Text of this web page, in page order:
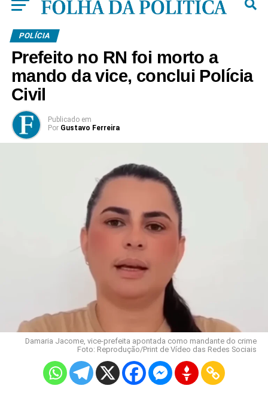
POLÍCIA
Prefeito no RN foi morto a
mando da vice, conclui Polícia
Civil
Publicado em
Por Gustavo Ferreira
Damaria Jacome, vice-prefeita apontada como mandante do crime
Foto: Reprodução/Print de Vídeo das Redes Sociais